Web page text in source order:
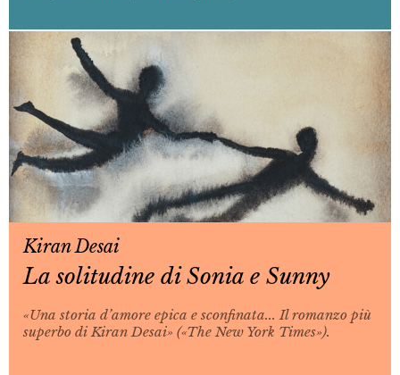
Kiran Desai
La solitudine di Sonia e Sunny
«Una storia d’amore epica e sconfinata... Il romanzo più
superbo di Kiran Desai» («The New York Times»).